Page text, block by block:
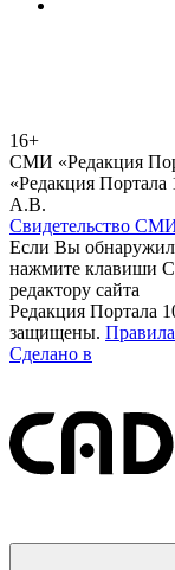
16+
СМИ «Редакция
«Редакция
А.В.
Свидетельство
Если Вы
нажмите клавиши
редактору сайта
Редакция Портала
защищены.
Сделано в